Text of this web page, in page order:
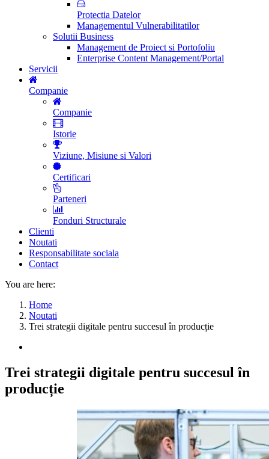
Protectia Datelor
Managementul Vulnerabilitatilor
Solutii Business
Management de Proiect si Portofoliu
Enterprise Content Management/Portal
Servicii
Companie
Companie
Istorie
Viziune, Misiune si Valori
Certificari
Parteneri
Fonduri Structurale
Clienti
Noutati
Responsabilitate sociala
Contact
You are here:
Home
Noutati
Trei strategii digitale pentru succesul în producție
Trei strategii digitale pentru succesul în
producție